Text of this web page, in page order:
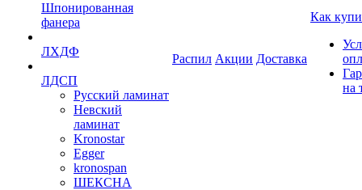
Шпонированная
фанера
ЛХДФ
ЛДСП
Русский ламинат
Невский
ламинат
Kronostar
Egger
kronospan
ШЕКСНА
Распил Акции Доставка
Как
на